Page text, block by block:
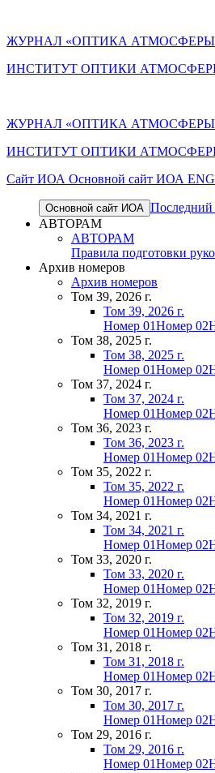
ЖУРНАЛ «ОПТИКА
ИНСТИТУТ ОПТИКИ
ЖУРНАЛ «ОПТИКА
ИНСТИТУТ ОПТИКИ
Cайт ИОА Основной сайт ИОА ENG
Основной сайт ИОА Последний
АВТОРАМ
АВТОРАМ
Правила подготовки
Архив номеров
Архив номеров
Том 39, 2026 г.
Том 39, 2026 г.
Номер 01Номер 02
Том 38, 2025 г.
Том 38, 2025 г.
Номер 01Номер 02
Том 37, 2024 г.
Том 37, 2024 г.
Номер 01Номер 02
Том 36, 2023 г.
Том 36, 2023 г.
Номер 01Номер 02
Том 35, 2022 г.
Том 35, 2022 г.
Номер 01Номер 02
Том 34, 2021 г.
Том 34, 2021 г.
Номер 01Номер 02
Том 33, 2020 г.
Том 33, 2020 г.
Номер 01Номер 02
Том 32, 2019 г.
Том 32, 2019 г.
Номер 01Номер 02
Том 31, 2018 г.
Том 31, 2018 г.
Номер 01Номер 02
Том 30, 2017 г.
Том 30, 2017 г.
Номер 01Номер 02
Том 29, 2016 г.
Том 29, 2016 г.
Номер 01Номер 02